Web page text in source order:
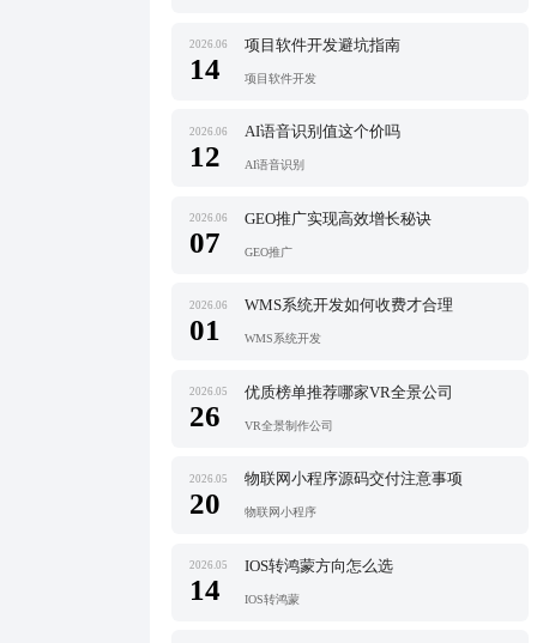
2026.06
14
项目软件开发避坑指南
项目软件开发
2026.06
12
AI语音识别值这个价吗
AI语音识别
2026.06
07
GEO推广实现高效增长秘诀
GEO推广
2026.06
01
WMS系统开发如何收费才合理
WMS系统开发
2026.05
26
优质榜单推荐哪家VR全景公司
VR全景制作公司
2026.05
20
物联网小程序源码交付注意事项
物联网小程序
2026.05
14
IOS转鸿蒙方向怎么选
IOS转鸿蒙